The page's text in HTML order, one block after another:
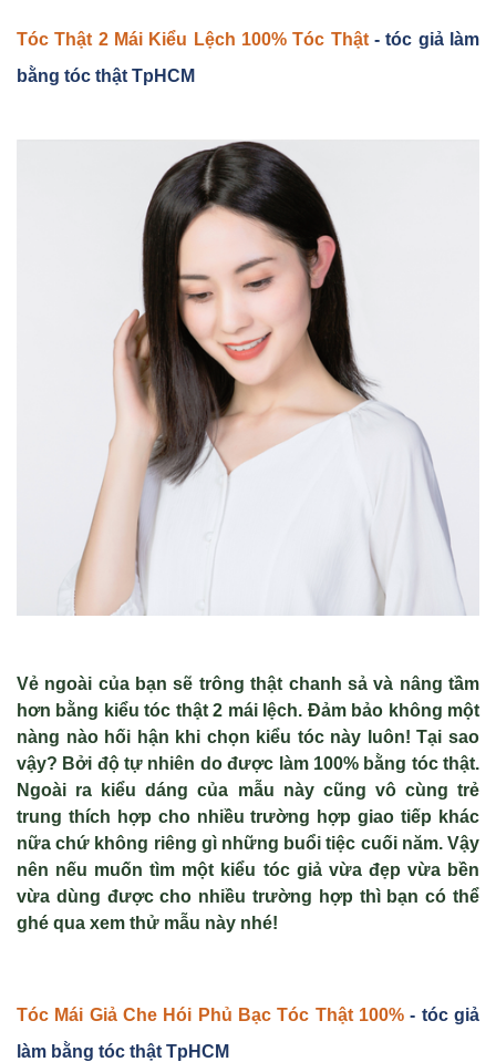
Tóc Thật 2 Mái Kiểu Lệch 100% Tóc Thật- tóc giả làm
bằng tóc thật TpHCM
Vẻ ngoài của bạn sẽ trông thật chanh sả và nâng tầm
hơn bằng kiểu tóc thật 2 mái lệch. Đảm bảo không một
nàng nào hối hận khi chọn kiểu tóc này luôn! Tại sao
vậy? Bởi độ tự nhiên do được làm 100% bằng tóc thật.
Ngoài ra kiểu dáng của mẫu này cũng vô cùng trẻ
trung thích hợp cho nhiều trường hợp giao tiếp khác
nữa chứ không riêng gì những buổi tiệc cuối năm. Vậy
nên nếu muốn tìm một kiểu tóc giả vừa đẹp vừa bền
vừa dùng được cho nhiều trường hợp thì bạn có thể
ghé qua xem thử mẫu này nhé!
Tóc Mái Giả Che Hói Phủ Bạc Tóc Thật 100% - tóc giả
làm bằng tóc thật TpHCM